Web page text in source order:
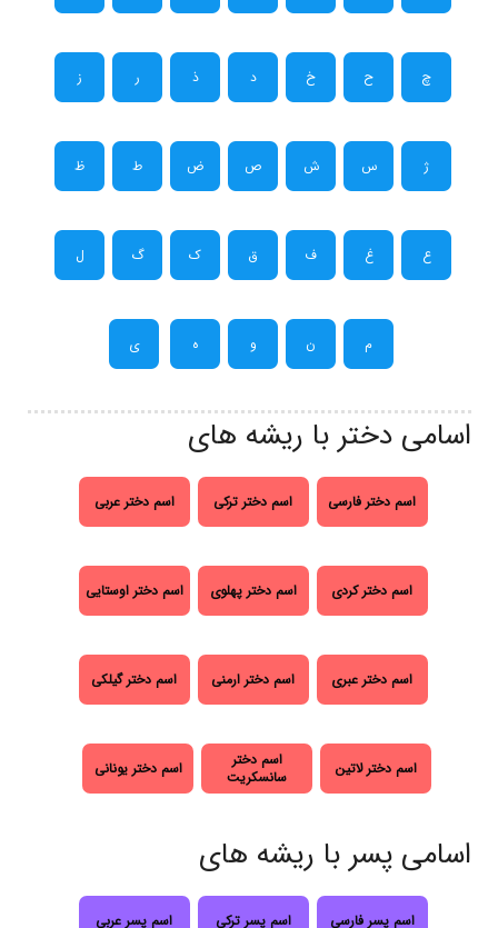
چ ح خ د ذ ر ز
ژ س ش ص ض ط ظ
ع غ ف ق ک گ ل
م ن و ه ی
اسامی دختر با ریشه های
اسم دختر فارسی اسم دختر ترکی اسم دختر عربی
اسم دختر کردی اسم دختر پهلوی اسم دختر اوستایی
اسم دختر عبری اسم دختر ارمنی اسم دختر گیلکی
اسم دختر لاتین
اسم دختر
سانسکریت
اسم دختر یونانی
اسامی پسر با ریشه های
اسم پسر فارسی اسم پسر ترکی اسم پسر عربی